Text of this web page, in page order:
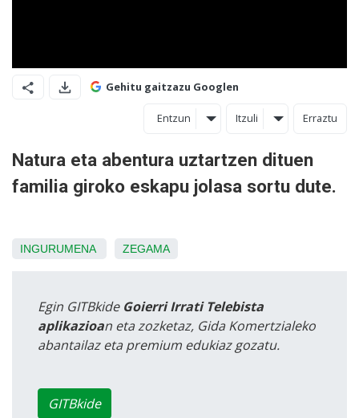
Gehitu gaitzazu Googlen
Entzun Itzuli Erraztu
Natura eta abentura uztartzen dituen
familia giroko eskapu jolasa sortu dute.
INGURUMENA ZEGAMA
Egin GITBkide Goierri Irrati Telebista
aplikazioan eta zozketaz, Gida Komertzialeko
abantailaz eta premium edukiaz gozatu.
GITBkide